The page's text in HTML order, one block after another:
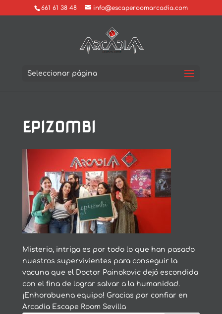
661 61 38 48 info@escaperoomarcadia.com
Seleccionar página
EPIZOMBI
Misterio, intriga es por todo lo que han pasado
nuestros supervivientes para conseguir la
vacuna que el Doctor Painokovic dejó escondida
con el fina de lograr salvar a la humanidad.
¡Enhorabuena equipo! Gracias por confiar en
Arcadia Escape Room Sevilla